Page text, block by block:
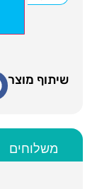
שיתוף מוצר
משלוחים